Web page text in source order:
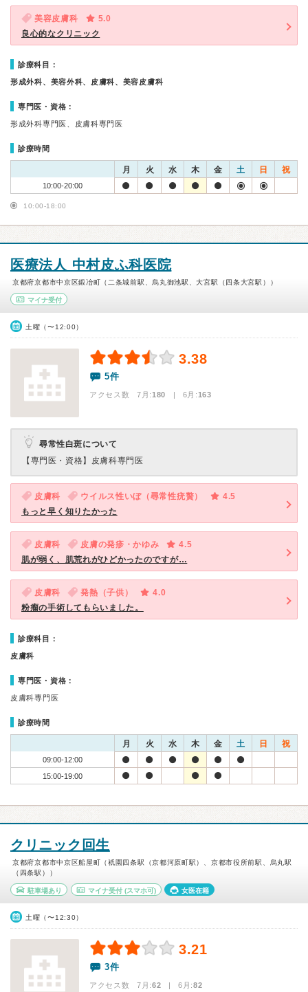
美容皮膚科
5.0
良心的なクリニック
診療科目：
形成外科、美容外科、皮膚科、美容皮膚科
専門医・資格：
形成外科専門医、皮膚科専門医
診療時間
月 火 水 木 金 土 日 祝
10:00-20:00
10:00-18:00
医療法人 中村皮ふ科医院
京都府京都市中京区鍛冶町（二条城前駅、烏丸御池駅、大宮駅（四条大宮駅））
マイナ受付
土曜（〜12:00）
3.38
5件
アクセス数 7月:180 | 6月:163
尋常性白斑について
【専門医・資格】 皮膚科専門医
皮膚科 ウイルス性いぼ（尋常性疣贅）
4.5
もっと早く知りたかった
皮膚科 皮膚の発疹・かゆみ
4.5
肌が弱く、肌荒れがひどかったのですが…
皮膚科 発熱（子供）
4.0
粉瘤の手術してもらいました。
診療科目：
皮膚科
専門医・資格：
皮膚科専門医
診療時間
月 火 水 木 金 土 日 祝
09:00-12:00
15:00-19:00
クリニック回生
京都府京都市中京区船屋町（祇園四条駅（京都河原町駅）、京都市役所前駅、烏丸駅
（四条駅））
駐車場あり マイナ受付(スマホ可) 女医在籍
土曜（〜12:30）
3.21
3件
アクセス数 7月:62 | 6月:82